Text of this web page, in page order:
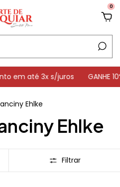
0
em até 3x s/juros GANHE
Ehlke
Ehlke
Filtrar